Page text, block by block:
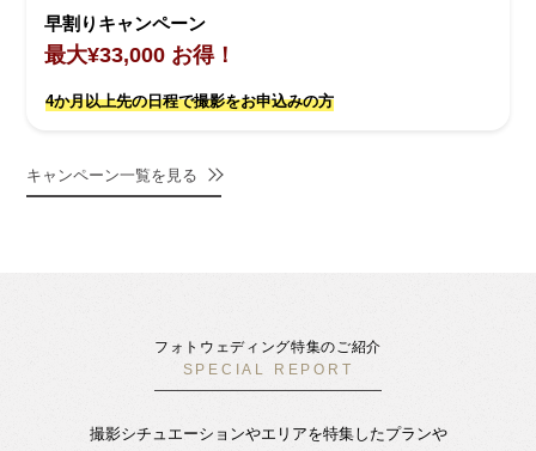
早割りキャンペーン
最大¥33,000 お得！
4か月以上先の日程で撮影をお申込みの方
キャンペーン一覧を見る
フォトウェディング特集のご紹介
SPECIAL REPORT
撮影シチュエーションやエリアを特集したプランや